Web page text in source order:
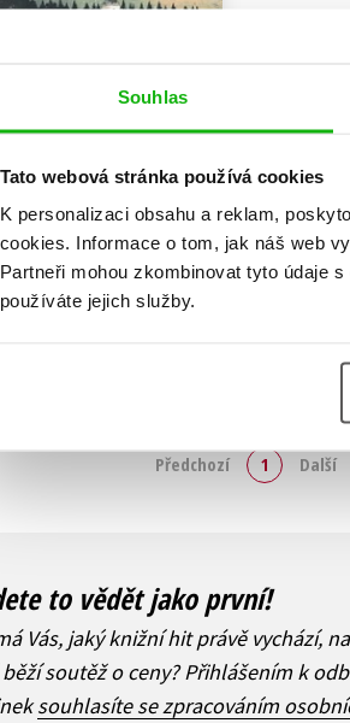
Souhlas
Tato webová stránka používá cookies
K personalizaci obsahu a reklam,
cookies. Informace o tom, jak náš web
Partneři mohou zkombinovat tyto údaje
používáte jejich služby.
Vysočina
Miloš Doležal
279 Kč349 Kč
Do košíku
Předchozí 1 Další
to vědět jako první!
Vás, jaký knižní hit právě vychází,
soutěž o ceny? Přihlášením k
souhlasíte se zpracováním